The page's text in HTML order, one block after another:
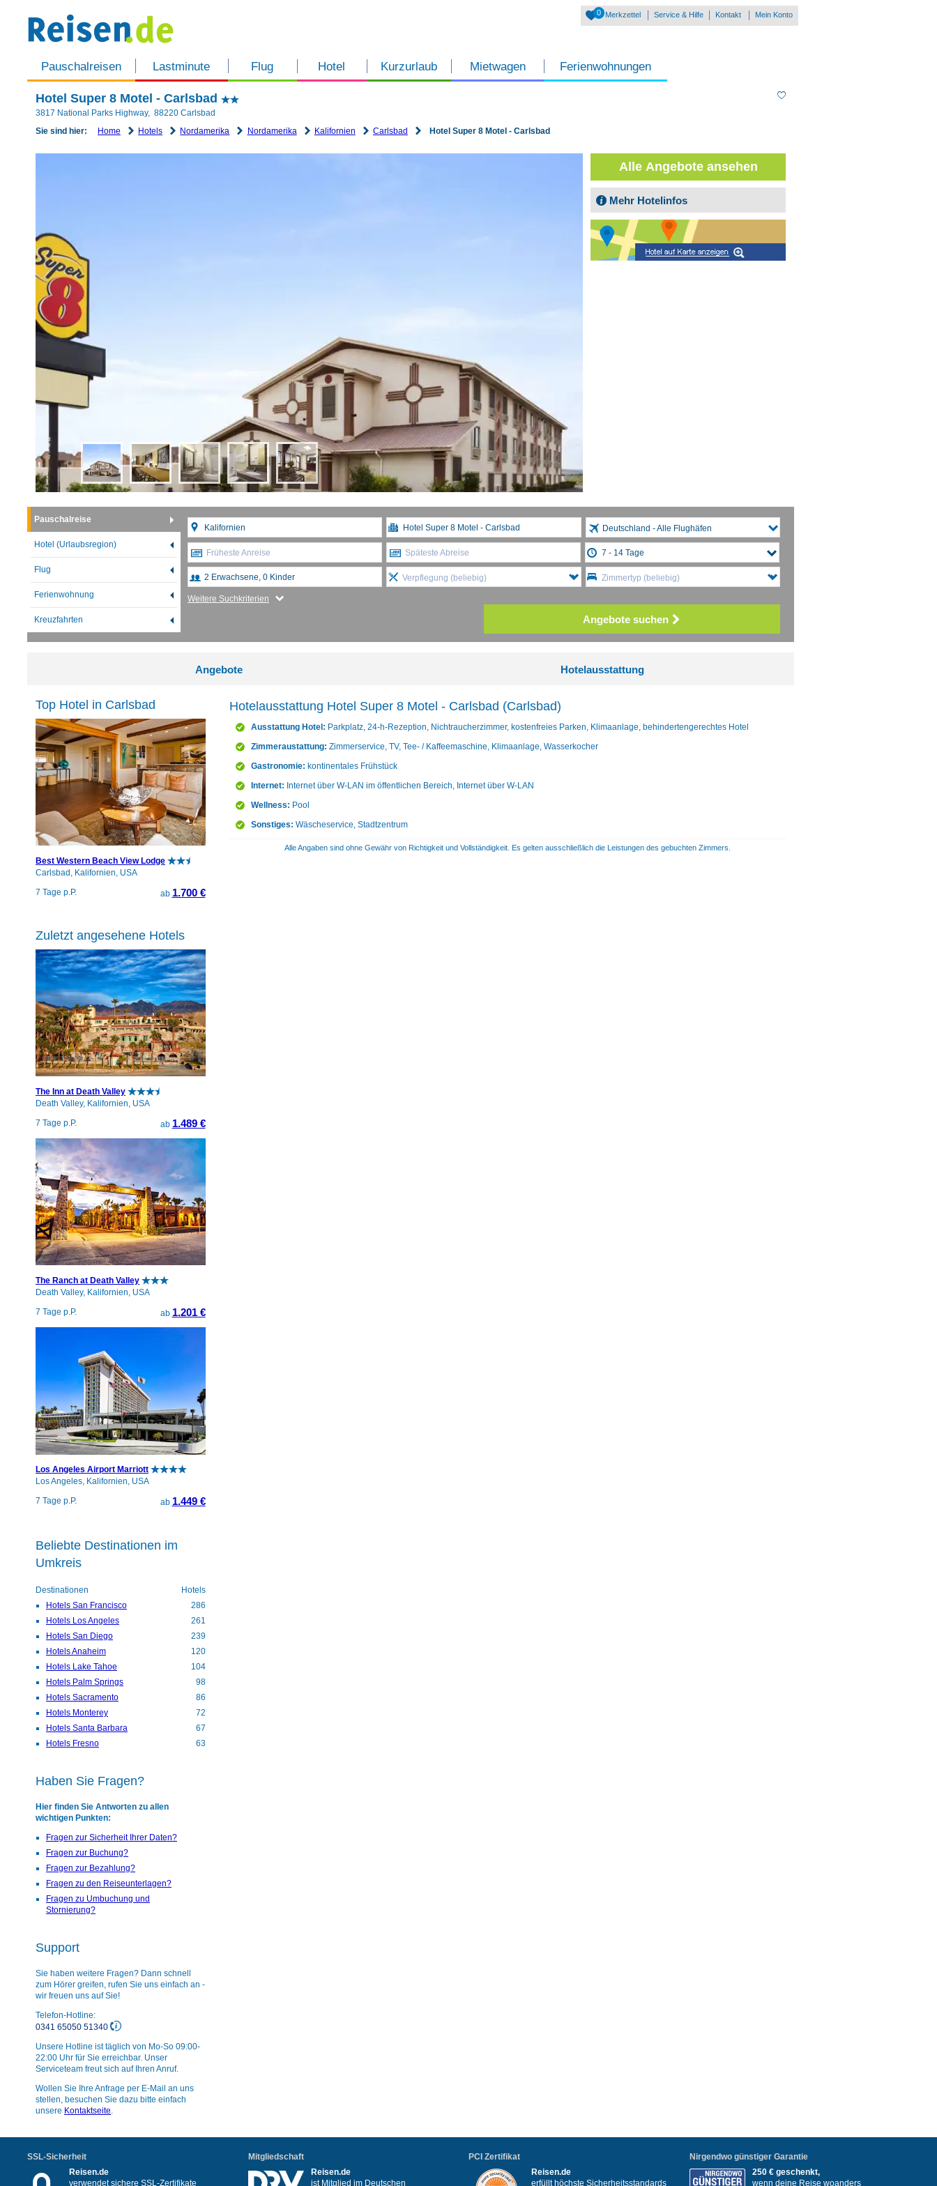
Pauschalreisen Lastminute Flug Hotel Kurzurlaub Mietwagen Ferienwohnungen
0 Merkzettel Service & Hilfe Kontakt Mein Konto
Hotel Super 8 Motel - Carlsbad
3817 National Parks Highway, 88220 Carlsbad
Sie sind hier:
Home Hotels Nordamerika Nordamerika Kalifornien Carlsbad Hotel Super 8 Motel - Carlsbad
Alle Angebote ansehen
Mehr Hotelinfos
Pauschalreise
Hotel (Urlaubsregion)
Flug
Ferienwohnung
Kreuzfahrten
Deutschland - Alle Flughäfen
Früheste Anreise Späteste Abreise
Verpflegung (beliebig) Zimmertyp (beliebig)
Weitere Suchkriterien
Angebote suchen
Angebote Hotelausstattung
Hotelausstattung Hotel Super 8 Motel - Carlsbad (Carlsbad)
Ausstattung Hotel: Parkplatz, 24-h-Rezeption, Nichtraucherzimmer, kostenfreies Parken, Klimaanlage, behindertengerechtes Hotel
Zimmeraustattung: Zimmerservice, TV, Tee- / Kaffeemaschine, Klimaanlage, Wasserkocher
Gastronomie: kontinentales Frühstück
Internet: Internet über W-LAN im öffentlichen Bereich, Internet über W-LAN
Wellness: Pool
Sonstiges: Wäscheservice, Stadtzentrum
Alle Angaben sind ohne Gewähr von Richtigkeit und Vollständigkeit. Es gelten ausschließlich die Leistungen des gebuchten Zimmers.
Top Hotel in Carlsbad
Best Western Beach View Lodge
Carlsbad, Kalifornien, USA
7 Tage p.P.
ab 1.700 €
Zuletzt angesehene Hotels
The Inn at Death Valley
Death Valley, Kalifornien, USA
7 Tage p.P.
ab 1.489 €
The Ranch at Death Valley
Death Valley, Kalifornien, USA
7 Tage p.P.
ab 1.201 €
Los Angeles Airport Marriott
Los Angeles, Kalifornien, USA
7 Tage p.P.
ab 1.449 €
Beliebte Destinationen im
Umkreis
Destinationen
Hotels
Hotels San Francisco
286
Hotels Los Angeles
261
Hotels San Diego
239
Hotels Anaheim
120
Hotels Lake Tahoe
104
Hotels Palm Springs
98
Hotels Sacramento
86
Hotels Monterey
72
Hotels Santa Barbara
67
Hotels Fresno
63
Haben Sie Fragen?
Hier finden Sie Antworten zu allen
wichtigen Punkten:
Fragen zur Sicherheit Ihrer Daten?
Fragen zur Buchung?
Fragen zur Bezahlung?
Fragen zu den Reiseunterlagen?
Fragen zu Umbuchung und
Stornierung?
Support
Sie haben weitere Fragen? Dann schnell
zum Hörer greifen, rufen Sie uns einfach an -
wir freuen uns auf Sie!
Telefon-Hotline:
0341 65050 51340
Unsere Hotline ist täglich von Mo-So 09:00-
22:00 Uhr für Sie erreichbar. Unser
Serviceteam freut sich auf Ihren Anruf.
Wollen Sie Ihre Anfrage per E-Mail an uns
stellen, besuchen Sie dazu bitte einfach
unsere Kontaktseite.
SSL-Sicherheit
Reisen.de
verwendet sichere SSL-Zertifikate
Mitgliedschaft
Reisen.de
ist Mitglied im Deutschen
PCI Zertifikat
Reisen.de
erfüllt höchste Sicherheitsstandards
Nirgendwo günstiger Garantie
250 € geschenkt,
wenn deine Reise woanders